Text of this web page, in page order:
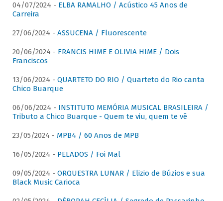
04/07/2024 - ELBA RAMALHO / Acústico 45 Anos de
Carreira
27/06/2024 - ASSUCENA / Fluorescente
20/06/2024 - FRANCIS HIME E OLIVIA HIME / Dois
Franciscos
13/06/2024 - QUARTETO DO RIO / Quarteto do Rio canta
Chico Buarque
06/06/2024 - INSTITUTO MEMÓRIA MUSICAL BRASILEIRA /
Tributo a Chico Buarque - Quem te viu, quem te vê
23/05/2024 - MPB4 / 60 Anos de MPB
16/05/2024 - PELADOS / Foi Mal
09/05/2024 - ORQUESTRA LUNAR / Elizio de Búzios e sua
Black Music Carioca